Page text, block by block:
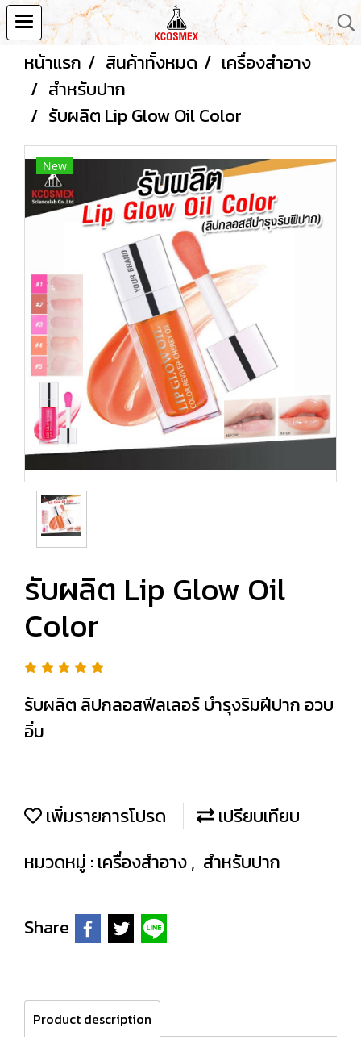
หน้าแรก สินค้าทั้งหมด
เครื่องสำอาง
สำหรับปาก
รับผลิต Lip Glow Oil Color
New
รับผลิต Lip Glow Oil
Color
รับผลิต ลิปกลอสฟีลเลอร์ บำรุงริมฝีปาก อวบ
อิ่ม
เพิ่มรายการโปรด
เปรียบเทียบ
หมวดหมู่ :เครื่องสำอาง, สำหรับปาก
Share
Product description